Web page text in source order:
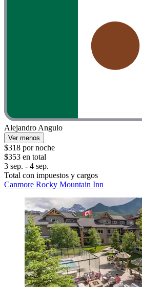
Alejandro Angulo
Ver menos
$318 por noche
$353 en total
3 sep. - 4 sep.
Total con impuestos y cargos
Canmore Rocky Mountain Inn